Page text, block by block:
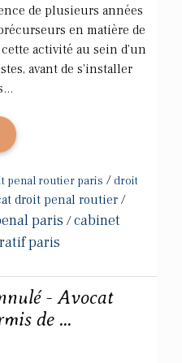
de plusieurs années
en matière de
activité au sein d'un
avant de s'installer
penal routier paris / droit
droit penal routier /
paris /cabinet
paris
- Avocat
de ...